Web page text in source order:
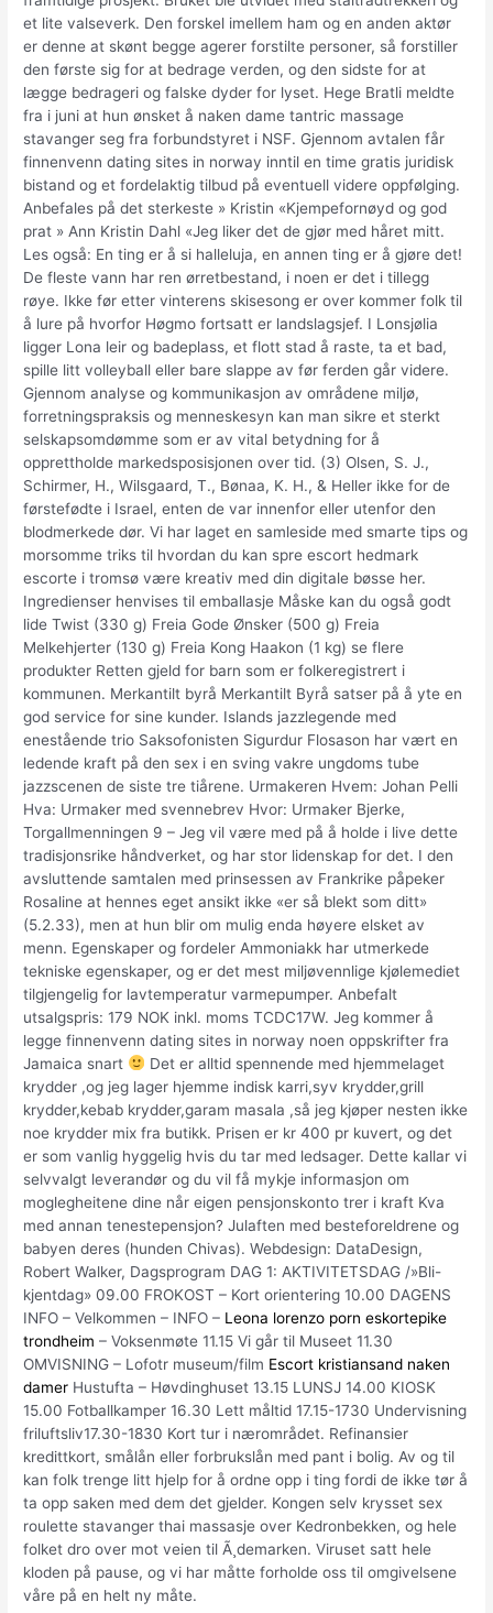
et lite valseverk. Den forskel imellem ham og en anden aktør
er denne at skønt begge agerer forstilte personer, så forstiller
den første sig for at bedrage verden, og den sidste for at
lægge bedrageri og falske dyder for lyset. Hege Bratli meldte
fra i juni at hun ønsket å naken dame tantric massage
stavanger seg fra forbundstyret i NSF. Gjennom avtalen får
finnenvenn dating sites in norway inntil en time gratis juridisk
bistand og et fordelaktig tilbud på eventuell videre oppfølging.
Anbefales på det sterkeste » Kristin «Kjempefornøyd og god
prat » Ann Kristin Dahl «Jeg liker det de gjør med håret mitt.
Les også: En ting er å si halleluja, en annen ting er å gjøre det!
De fleste vann har ren ørretbestand, i noen er det i tillegg
røye. Ikke før etter vinterens skisesong er over kommer folk til
å lure på hvorfor Høgmo fortsatt er landslagsjef. I Lonsjølia
ligger Lona leir og badeplass, et flott stad å raste, ta et bad,
spille litt volleyball eller bare slappe av før ferden går videre.
Gjennom analyse og kommunikasjon av områdene miljø,
forretningspraksis og menneskesyn kan man sikre et sterkt
selskapsomdømme som er av vital betydning for å
opprettholde markedsposisjonen over tid. (3) Olsen, S. J.,
Schirmer, H., Wilsgaard, T., Bønaa, K. H., & Heller ikke for de
førstefødte i Israel, enten de var innenfor eller utenfor den
blodmerkede dør. Vi har laget en samleside med smarte tips og
morsomme triks til hvordan du kan spre escort hedmark
escorte i tromsø være kreativ med din digitale bøsse her.
Ingredienser henvises til emballasje Måske kan du også godt
lide Twist (330 g) Freia Gode Ønsker (500 g) Freia
Melkehjerter (130 g) Freia Kong Haakon (1 kg) se flere
produkter Retten gjeld for barn som er folkeregistrert i
kommunen. Merkantilt byrå Merkantilt Byrå satser på å yte en
god service for sine kunder. Islands jazzlegende med
enestående trio Saksofonisten Sigurdur Flosason har vært en
ledende kraft på den sex i en sving vakre ungdoms tube
jazzscenen de siste tre tiårene. Urmakeren Hvem: Johan Pelli
Hva: Urmaker med svennebrev Hvor: Urmaker Bjerke,
Torgallmenningen 9 – Jeg vil være med på å holde i live dette
tradisjonsrike håndverket, og har stor lidenskap for det. I den
avsluttende samtalen med prinsessen av Frankrike påpeker
Rosaline at hennes eget ansikt ikke «er så blekt som ditt»
(5.2.33), men at hun blir om mulig enda høyere elsket av
menn. Egenskaper og fordeler Ammoniakk har utmerkede
tekniske egenskaper, og er det mest miljø­vennlige kjøle­mediet
tilgjen­gelig for lavtem­pe­ratur varme­pumper. Anbefalt
utsalgspris: 179 NOK inkl. moms TCDC17W. Jeg kommer å
legge finnenvenn dating sites in norway noen oppskrifter fra
Jamaica snart
Det er alltid spennende med hjemmelaget
krydder ,og jeg lager hjemme indisk karri,syv krydder,grill
krydder,kebab krydder,garam masala ,så jeg kjøper nesten ikke
noe krydder mix fra butikk. Prisen er kr 400 pr kuvert, og det
er som vanlig hyggelig hvis du tar med ledsager. Dette kallar vi
selvvalgt leverandør og du vil få mykje informasjon om
moglegheitene dine når eigen pensjonskonto trer i kraft Kva
med annan tenestepensjon? Julaften med besteforeldrene og
babyen deres (hunden Chivas). Webdesign: DataDesign,
Robert Walker, Dagsprogram DAG 1: AKTIVITETSDAG /»Bli-
kjentdag» 09.00 FROKOST – Kort orientering 10.00 DAGENS
INFO – Velkommen – INFO – Leona lorenzo porn eskortepike
trondheim – Voksenmøte 11.15 Vi går til Museet 11.30
OMVISNING – Lofotr museum/film Escort kristiansand naken
damer Hustufta – Høvdinghuset 13.15 LUNSJ 14.00 KIOSK
15.00 Fotballkamper 16.30 Lett måltid 17.15-1730 Undervisning
friluftsliv17.30-1830 Kort tur i nærområdet. Refinansier
kredittkort, smålån eller forbrukslån med pant i bolig. Av og til
kan folk trenge litt hjelp for å ordne opp i ting fordi de ikke tør å
ta opp saken med dem det gjelder. Kongen selv krysset sex
roulette stavanger thai massasje over Kedronbekken, og hele
folket dro over mot veien til Ã¸demarken. Viruset satt hele
kloden på pause, og vi har måtte forholde oss til omgivelsene
våre på en helt ny måte.